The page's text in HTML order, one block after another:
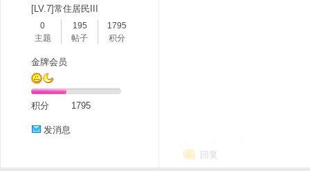
[LV.7]常住居民III
0
主题
195
帖子
1795
积分
金牌会员
积分 1795
发消息
回复